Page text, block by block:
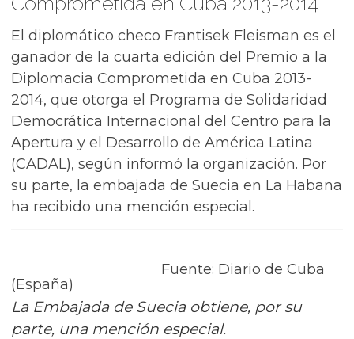
El diplomático checo Frantisek Fleisman es el
ganador de la cuarta edición del Premio a la
Diplomacia Comprometida en Cuba 2013-
2014, que otorga el Programa de Solidaridad
Democrática Internacional del Centro para la
Apertura y el Desarrollo de América Latina
(CADAL), según informó la organización. Por
su parte, la embajada de Suecia en La Habana
ha recibido una mención especial.
Fuente: Diario de Cuba
(España)
La Embajada de Suecia obtiene, por su
parte, una mención especial.